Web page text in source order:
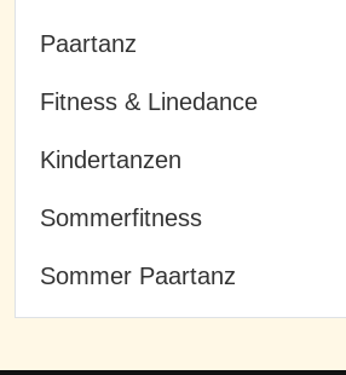
Paartanz
Fitness & Linedance
Kindertanzen
Sommerfitness
Sommer Paartanz